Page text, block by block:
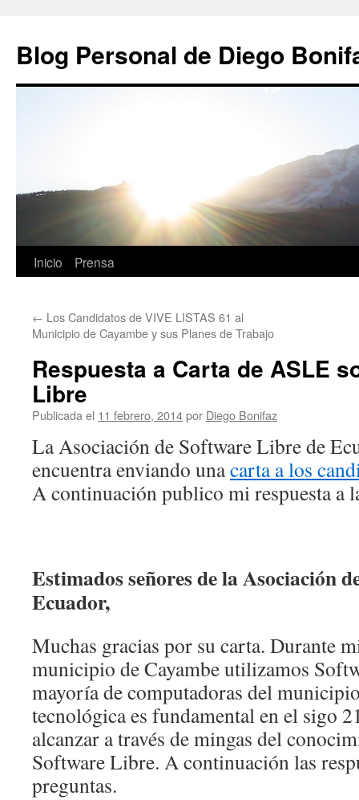
contenido
Blog Personal de Diego
Inicio Prensa
← Los Candidatos de VIVE LISTAS 61 al
Municipio de Cayambe y sus Planes de Trabajo
Respuesta a Carta de ASLE
Libre
Publicada el 11 febrero, 2014por Diego Bonifaz
La Asociación de Software Libre de
encuentra enviando unacarta a los
A continuación publico mi respuesta a
Estimados señores de la Asociación
Ecuador,
Muchas gracias por su carta. Durante
municipio de Cayambe utilizamos
mayoría de computadoras del
tecnológica es fundamental en el sigo
alcanzar a través de mingas del
Software Libre. A continuación las
preguntas.